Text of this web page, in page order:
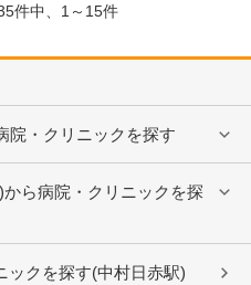
件中、 1～15件
院・クリニックを探す
ら病院・クリニックを探
ックを探す(中村日赤駅)